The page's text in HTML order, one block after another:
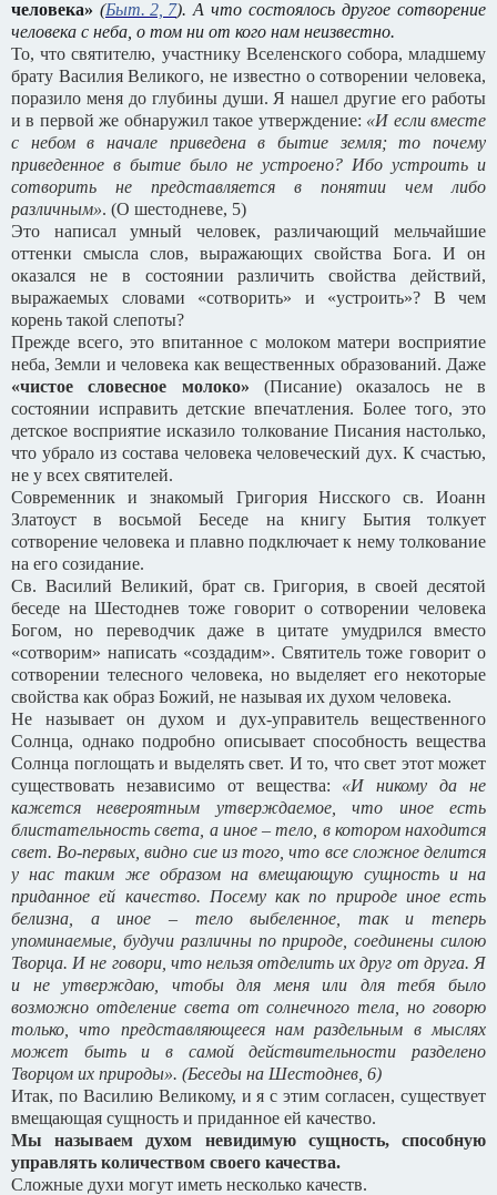
человека» (Быт. 2, 7). А что состоялось другое сотворение
человека с неба, о том ни от кого нам неизвестно.
То, что святителю, участнику Вселенского собора, младшему
брату Василия Великого, не известно о сотворении человека,
поразило меня до глубины души. Я нашел другие его работы
и в первой же обнаружил такое утверждение: «И если вместе
с небом в начале приведена в бытие земля; то почему
приведенное в бытие было не устроено? Ибо устроить и
сотворить не представляется в понятии чем либо
различным». (О шестодневе, 5)
Это написал умный человек, различающий мельчайшие
оттенки смысла слов, выражающих свойства Бога. И он
оказался не в состоянии различить свойства действий,
выражаемых словами «сотворить» и «устроить»? В чем
корень такой слепоты?
Прежде всего, это впитанное с молоком матери восприятие
неба, Земли и человека как вещественных образований. Даже
«чистое словесное молоко» (Писание) оказалось не в
состоянии исправить детские впечатления. Более того, это
детское восприятие исказило толкование Писания настолько,
что убрало из состава человека человеческий дух. К счастью,
не у всех святителей.
Современник и знакомый Григория Нисского св. Иоанн
Златоуст в восьмой Беседе на книгу Бытия толкует
сотворение человека и плавно подключает к нему толкование
на его созидание.
Св. Василий Великий, брат св. Григория, в своей десятой
беседе на Шестоднев тоже говорит о сотворении человека
Богом, но переводчик даже в цитате умудрился вместо
«сотворим» написать «создадим». Святитель тоже говорит о
сотворении телесного человека, но выделяет его некоторые
свойства как образ Божий, не называя их духом человека.
Не называет он духом и дух-управитель вещественного
Солнца, однако подробно описывает способность вещества
Солнца поглощать и выделять свет. И то, что свет этот может
существовать независимо от вещества: «И никому да не
кажется невероятным утверждаемое, что иное есть
блистательность света, а иное – тело, в котором находится
свет. Во-первых, видно сие из того, что все сложное делится
у нас таким же образом на вмещающую сущность и на
приданное ей качество. Посему как по природе иное есть
белизна, а иное – тело выбеленное, так и теперь
упоминаемые, будучи различны по природе, соединены силою
Творца. И не говори, что нельзя отделить их друг от друга. Я
и не утверждаю, чтобы для меня или для тебя было
возможно отделение света от солнечного тела, но говорю
только, что представляющееся нам раздельным в мыслях
может быть и в самой действительности разделено
Творцом их природы». (Беседы на Шестоднев, 6)
Итак, по Василию Великому, и я с этим согласен, существует
вмещающая сущность и приданное ей качество.
Мы называем духом невидимую сущность, способную
управлять количеством своего качества.
Сложные духи могут иметь несколько качеств.